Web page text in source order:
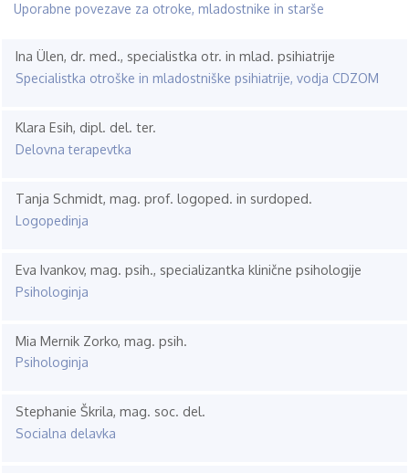
Uporabne povezave za otroke, mladostnike in starše
Ina Ülen, dr. med., specialistka otr. in mlad. psihiatrije
Specialistka otroške in mladostniške psihiatrije, vodja CDZOM
Klara Esih, dipl. del. ter.
Delovna terapevtka
Tanja Schmidt, mag. prof. logoped. in surdoped.
Logopedinja
Eva Ivankov, mag. psih., specializantka klinične psihologije
Psihologinja
Mia Mernik Zorko, mag. psih.
Psihologinja
Stephanie Škrila, mag. soc. del.
Socialna delavka